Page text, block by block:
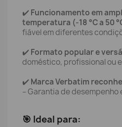
✔️ Funcionamento em
temperatura (-18 °C a 50
fiável em diferentes
✔️ Formato popular e
doméstico, profissional ou
✔️ Marca Verbatim
– Garantia de desempenho
🎯 Ideal para: